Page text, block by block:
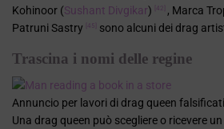
Kohinoor (Sushant Divgikar) [42] , Marca
Patruni Sastry
[45] sono alcuni dei drag
Trascina i nomi delle regine
Annuncio per lavori di drag queen
Una drag queen può scegliere o ricevere un